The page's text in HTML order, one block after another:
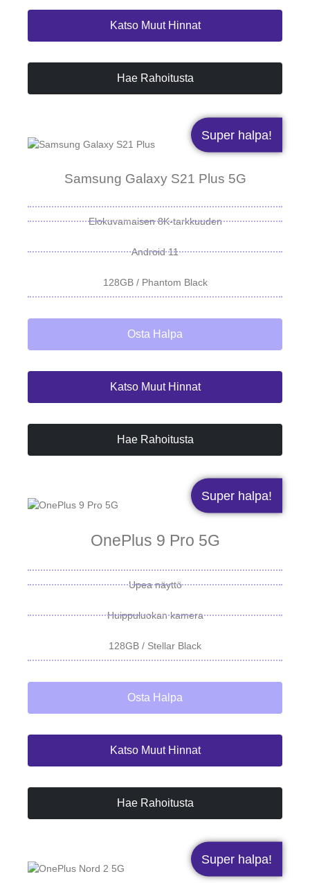
Katso Muut Hinnat
Hae Rahoitusta
Super halpa!
Samsung Galaxy S21 Plus 5G
Elokuvamaisen 8K-tarkkuuden
Android 11
128GB / Phantom Black
Osta Halpa
Katso Muut Hinnat
Hae Rahoitusta
Super halpa!
OnePlus 9 Pro 5G
Upea näyttö
Huippuluokan kamera
128GB / Stellar Black
Osta Halpa
Katso Muut Hinnat
Hae Rahoitusta
Super halpa!